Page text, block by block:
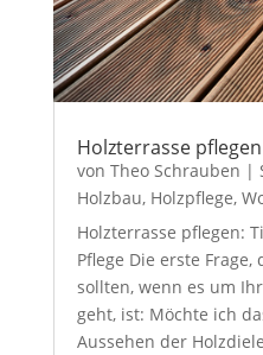
Holzterrasse pflegen
von Theo Schrauben |
Holzbau, Holzpflege,
Holzterrasse pflegen:
Pflege Die erste Frage,
sollten, wenn es um
geht, ist: Möchte ich
Aussehen der